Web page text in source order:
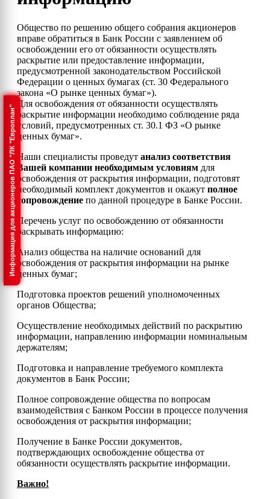
Информация для акционеров ПАО "ЛК "Европлан"
Общество по решению общего собрания акционеров
вправе обратиться в Банк России с заявлением об
освобождении его от обязанности осуществлять
раскрытие или предоставление информации,
предусмотренной законодательством Российской
Федерации о ценных бумагах (ст. 30 Федерального
закона «О рынке ценных бумаг»).
Для освобождения от обязанности осуществлять
раскрытие информации необходимо соблюдение ряда
условий, предусмотренных ст. 30.1 ФЗ «О рынке
ценных бумаг».
Наши специалисты проведут анализ соответствия
Вашей компании необходимым условиям для
освобождения от раскрытия информации, подготовят
необходимый комплект документов и окажут полное
сопровождение по данной процедуре в Банке России.
Перечень услуг по освобождению от обязанности
раскрывать информацию:
Анализ общества на наличие оснований для
освобождения от раскрытия информации на рынке
ценных бумаг;
Подготовка проектов решений уполномоченных
органов Общества;
Осуществление необходимых действий по раскрытию
информации, направлению информации номинальным
держателям;
Подготовка и направление требуемого комплекта
документов в Банк России;
Полное сопровождение общества по вопросам
взаимодействия с Банком России в процессе получения
освобождения от раскрытия информации;
Получение в Банке России документов,
подтверждающих освобождение общества от
обязанности осуществлять раскрытие информации.
Важно!